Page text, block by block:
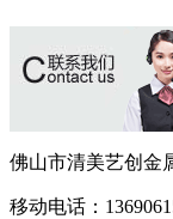
佛山市清美艺创金
移动电话：